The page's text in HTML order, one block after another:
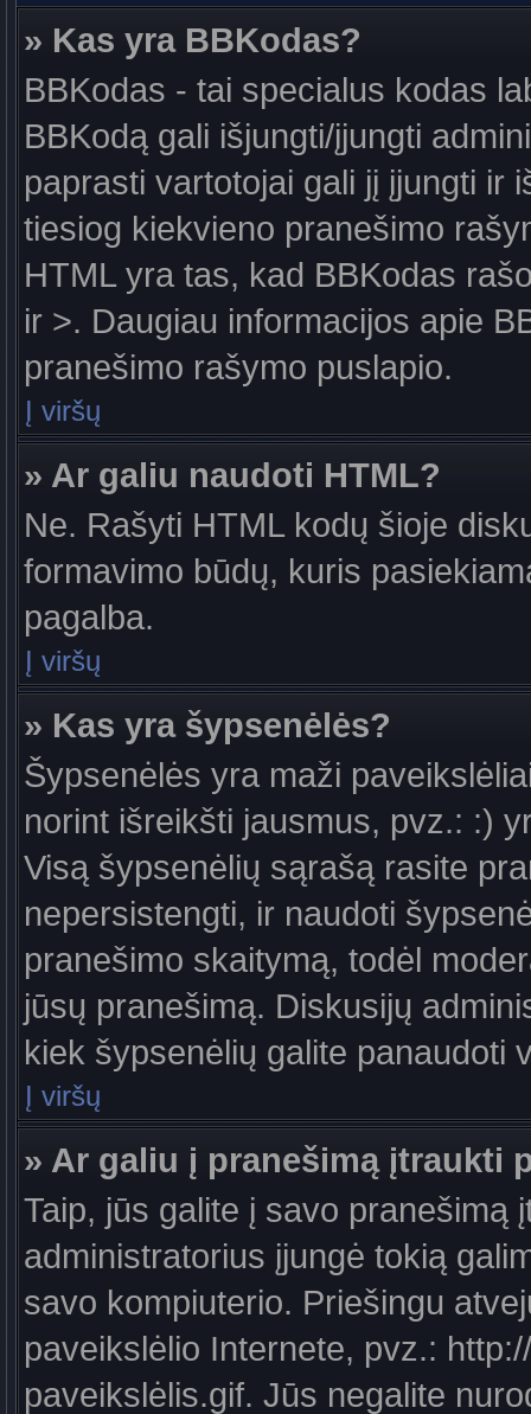
» Kas yra BBKodas?
BBKodas - tai specialus kodas
BBKodą gali išjungti/įjungti
paprasti vartotojai gali jį įjungti ir
tiesiog kiekvieno pranešimo
HTML yra tas, kad BBKodas
ir >. Daugiau informacijos apie
pranešimo rašymo puslapio.
Į viršų
» Ar galiu naudoti HTML?
Ne. Rašyti HTML kodų šioje
formavimo būdų, kuris
pagalba.
Į viršų
» Kas yra šypsenėlės?
Šypsenėlės yra maži
norint išreikšti jausmus, pvz.: :)
Visą šypsenėlių sąrašą rasite
nepersistengti, ir naudoti
pranešimo skaitymą, todėl
jūsų pranešimą. Diskusijų
kiek šypsenėlių galite panaudoti
Į viršų
» Ar galiu į pranešimą įtraukti
Taip, jūs galite į savo pranešimą
administratorius įjungė tokią
savo kompiuterio. Priešingu
paveikslėlio Internete, pvz.:
paveikslėlis.gif. Jūs negalite